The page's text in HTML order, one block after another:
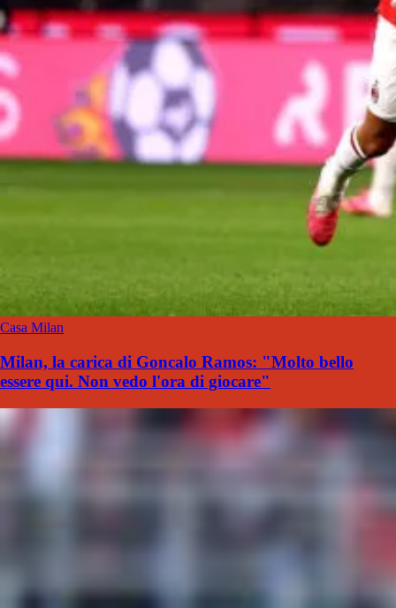
Casa Milan
Milan, la carica di Goncalo Ramos: "Molto bello
essere qui. Non vedo l'ora di giocare"